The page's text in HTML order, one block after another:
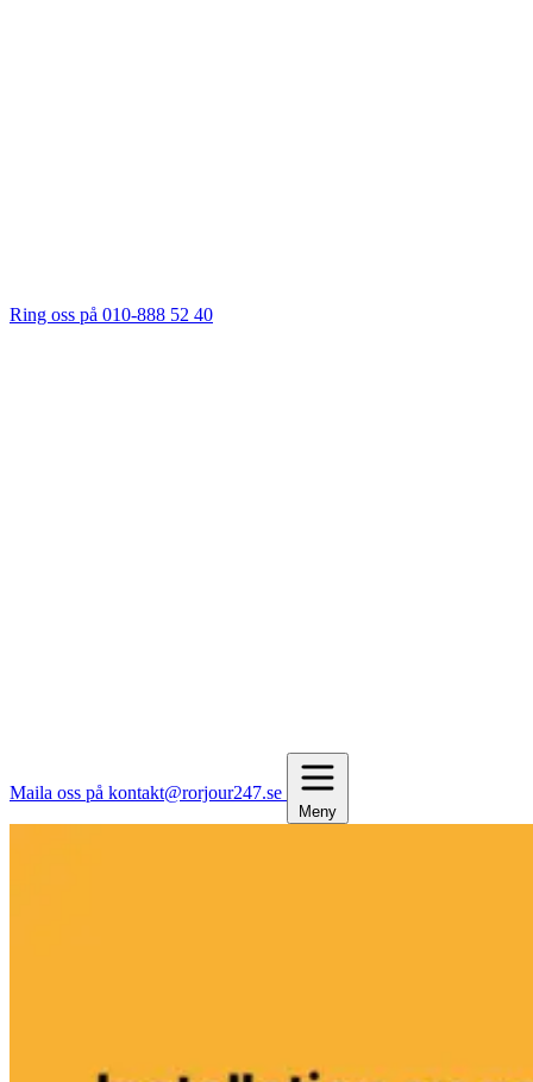
Ring oss på 010-888 52 40
Maila oss på kontakt@rorjour247.se
Meny